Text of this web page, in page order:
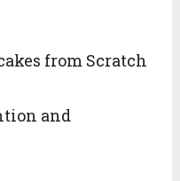
from Scratch
and